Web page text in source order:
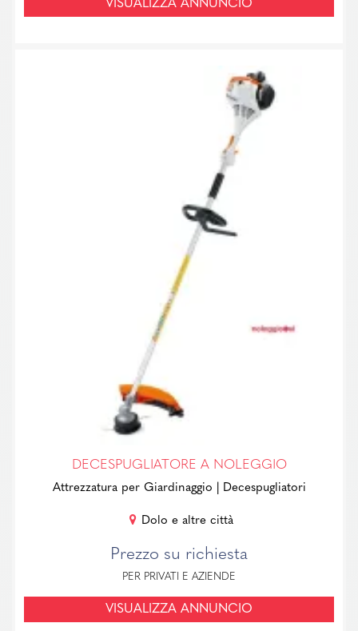
VISUALIZZA ANNUNCIO
DECESPUGLIATORE A NOLEGGIO
Attrezzatura per Giardinaggio | Decespugliatori
Dolo e altre città
Prezzo su richiesta
PER PRIVATI E AZIENDE
VISUALIZZA ANNUNCIO